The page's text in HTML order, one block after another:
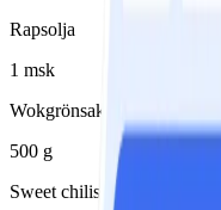
Rapsolja
1 msk
Wokgrönsaker
500 g
Sweet chilisås